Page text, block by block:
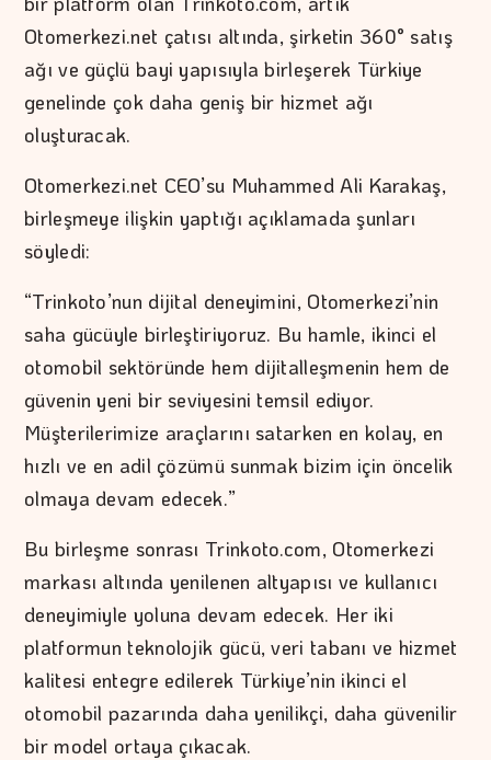
Otomerkezi.net çatısı altında, şirketin 360° satış
ağı ve güçlü bayi yapısıyla birleşerek Türkiye
genelinde çok daha geniş bir hizmet ağı
oluşturacak.
Otomerkezi.net CEO’su Muhammed Ali Karakaş,
birleşmeye ilişkin yaptığı açıklamada şunları
söyledi:
“Trinkoto’nun dijital deneyimini, Otomerkezi’nin
saha gücüyle birleştiriyoruz. Bu hamle, ikinci el
otomobil sektöründe hem dijitalleşmenin hem de
güvenin yeni bir seviyesini temsil ediyor.
Müşterilerimize araçlarını satarken en kolay, en
hızlı ve en adil çözümü sunmak bizim için öncelik
olmaya devam edecek.”
Bu birleşme sonrası Trinkoto.com, Otomerkezi
markası altında yenilenen altyapısı ve kullanıcı
deneyimiyle yoluna devam edecek. Her iki
platformun teknolojik gücü, veri tabanı ve hizmet
kalitesi entegre edilerek Türkiye’nin ikinci el
otomobil pazarında daha yenilikçi, daha güvenilir
bir model ortaya çıkacak.